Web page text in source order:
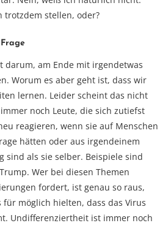
trotzdem stellen, oder?
darum, am Ende mit irgendetwas
Worum es aber geht ist, dass wir
lernen. Leider scheint das nicht
noch Leute, die sich zutiefst
reagieren, wenn sie auf Menschen
hätten oder aus irgendeinem
sind als sie selber. Beispiele sind
Wer bei diesen Themen
fordert, ist genau so raus,
für möglich hielten, dass das Virus
Undifferenziertheit ist immer noch